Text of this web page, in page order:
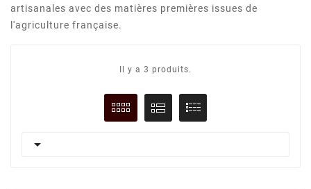
artisanales avec des matières premières issues de
l'agriculture française.
Il y a 3 produits.
